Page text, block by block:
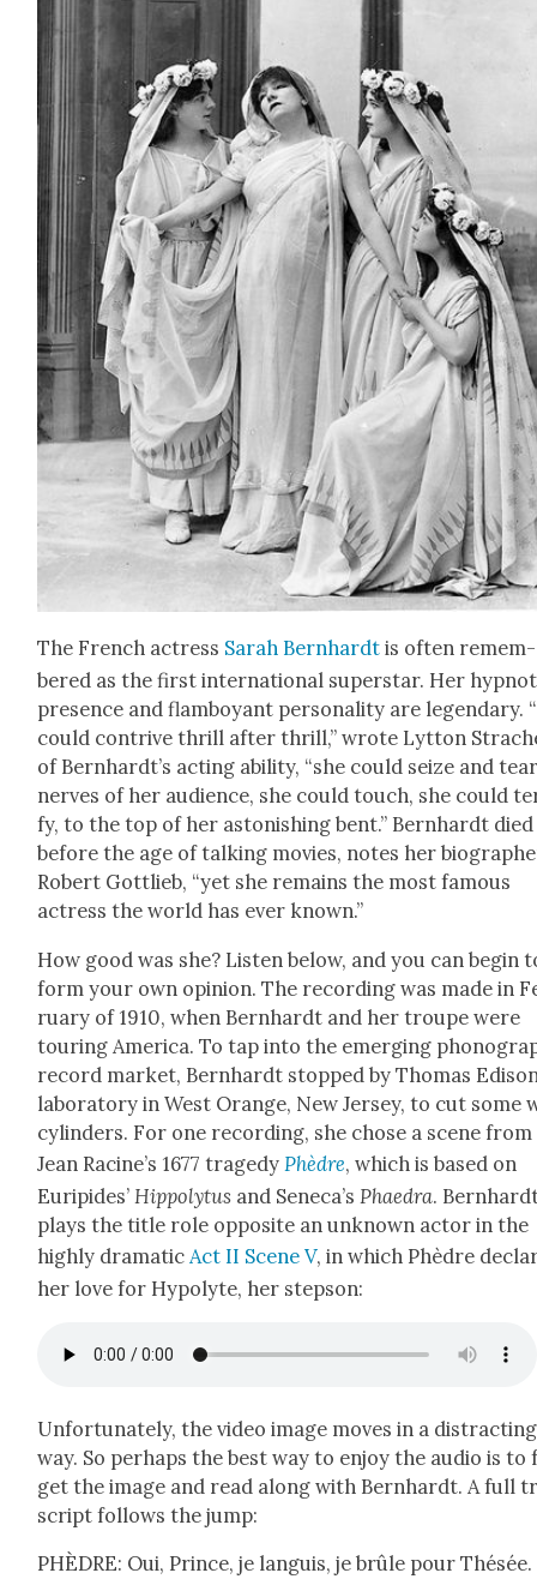
The French actress Sarah Bern­hardt is often remem­
bered as the first inter­na­tion­al super­star. Her
pres­ence and flam­boy­ant per­son­al­i­ty are leg­endary.
could con­trive thrill after thrill,” wrote Lyt­ton
of Bern­hardt’s act­ing abil­i­ty, “she could seize and
nerves of her audi­ence, she could touch, she could
fy, to the top of her aston­ish­ing bent.” Bern­hardt died
before the age of talk­ing movies, notes her
Robert Got­tlieb, “yet she remains the most famous
actress the world has ever known.”
How good was she? Lis­ten below, and you can begin
form your own opin­ion. The record­ing was made in
ru­ary of 1910, when Bern­hardt and her troupe were
tour­ing Amer­i­ca. To tap into the emerg­ing
record mar­ket, Bern­hardt stopped by Thomas
lab­o­ra­to­ry in West Orange, New Jer­sey, to cut some
cylin­ders. For one record­ing, she chose a scene from
Jean Racine’s 1677 tragedy Phè­dre, which is based on
Euripi­des’ Hip­poly­tus and Seneca’s Phae­dra.
plays the title role oppo­site an unknown actor in the
high­ly dra­mat­ic Act II Scene V, in which Phè­dre
her love for Hypoly­te, her step­son:
Unfor­tu­nate­ly, the video image moves in a dis­tract­ing
way. So per­haps the best way to enjoy the audio is
get the image and read along with Bern­hardt. A full
script fol­lows the jump:
PHÈDRE: Oui, Prince, je lan­guis, je brûle pour Thésée.